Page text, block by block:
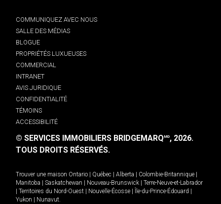
COMMUNIQUEZ AVEC NOUS
SALLE DES MÉDIAS
BLOGUE
PROPRIÉTÉS LUXUEUSES
COMMERCIAL
INTRANET
AVIS JURIDIQUE
CONFIDENTIALITÉ
TÉMOINS
ACCESSIBILITÉ
© SERVICES IMMOBILIERS BRIDGEMARQMD, 2026.
TOUS DROITS RÉSERVÉS.
Trouver une maison Ontario Québec Alberta Colombie-Britannique
Manitoba
Saskatchewan Nouveau-Brunswick
Terre-Neuve-et-Labrador
Territoires du Nord-Ouest Nouvelle-Écosse Île-du-Prince-Édouard
Yukon
Nunavut.